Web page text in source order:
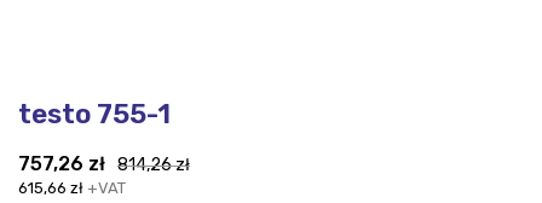
testo 755-1
814,26zł
757,26 zł
615,66 zł +VAT